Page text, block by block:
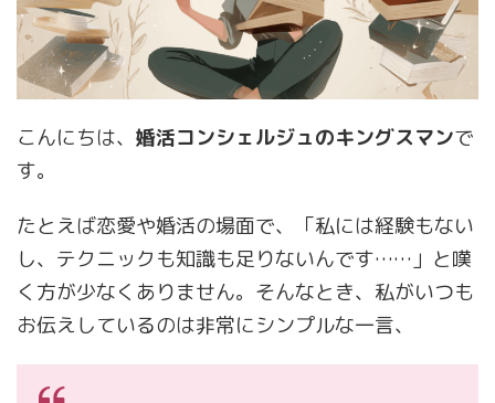
こんにちは、 婚活コンシェルジュのキングスマンで
す。
たとえば恋愛や婚活の場面で、「私には経験もない
し、テクニックも知識も足りないんです……」と嘆
く方が少なくありません。そんなとき、私がいつも
お伝えしているのは非常にシンプルな一言、